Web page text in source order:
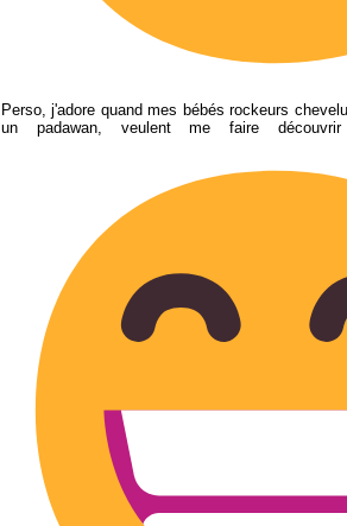
Perso, j'adore quand mes bébés rockeurs
un padawan, veulent me faire